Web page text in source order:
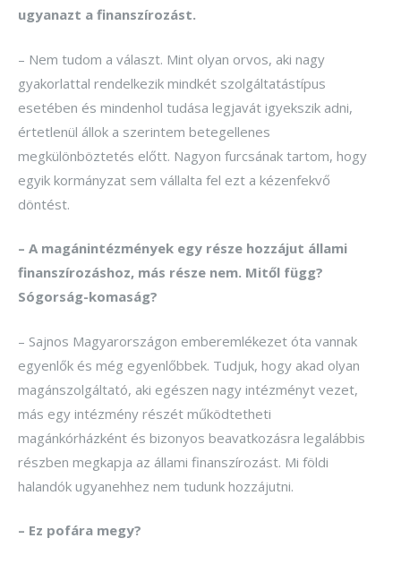
ugyanazt a finanszírozást.
– Nem tudom a választ. Mint olyan orvos, aki nagy
gyakorlattal rendelkezik mindkét szolgáltatástípus
esetében és mindenhol tudása legjavát igyekszik adni,
értetlenül állok a szerintem betegellenes
megkülönböztetés előtt. Nagyon furcsának tartom, hogy
egyik kormányzat sem vállalta fel ezt a kézenfekvő
döntést.
– A magánintézmények egy része hozzájut állami
finanszírozáshoz, más része nem. Mitől függ?
Sógorság-komaság?
– Sajnos Magyarországon emberemlékezet óta vannak
egyenlők és még egyenlőbbek. Tudjuk, hogy akad olyan
magánszolgáltató, aki egészen nagy intézményt vezet,
más egy intézmény részét működtetheti
magánkórházként és bizonyos beavatkozásra legalábbis
részben megkapja az állami finanszírozást. Mi földi
halandók ugyanehhez nem tudunk hozzájutni.
– Ez pofára megy?